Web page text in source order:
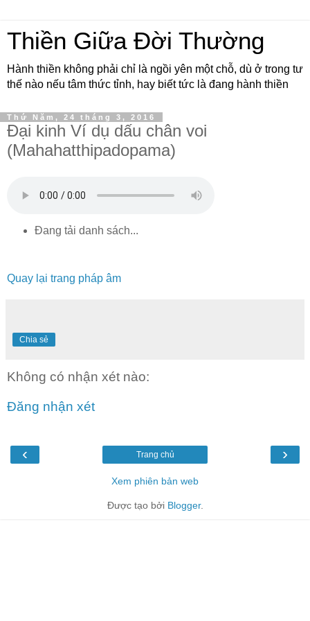
Thiền Giữa Đời Thường
Hành thiền không phải chỉ là ngồi yên một chỗ, dù ở trong tư
thế nào nếu tâm thức tỉnh, hay biết tức là đang hành thiền
Thứ Năm, 24 tháng 3, 2016
Ðại kinh Ví dụ dấu chân voi
(Mahahatthipadopama)
Đang tải danh sách...
Quay lại trang pháp âm
Chia sẻ
Không có nhận xét nào:
Đăng nhận xét
‹ ›
Trang chủ
Xem phiên bản web
Được tạo bởi Blogger.